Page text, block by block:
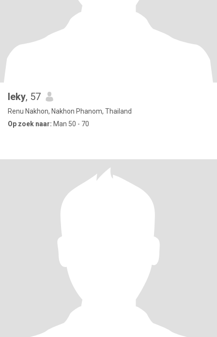
leky, 57
Renu Nakhon, Nakhon Phanom, Thailand
Op zoek naar: Man 50 - 70